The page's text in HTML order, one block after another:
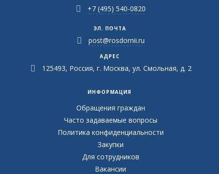
+7 (495) 540-0820
ЭЛ. ПОЧТА
post@rosdornii.ru
АДРЕС
125493, Россия, г. Москва, ул. Смольная, д. 2
ИНФОРМАЦИЯ
Обращения граждан
Часто задаваемые вопросы
Политика конфиденциальности
Закупки
Для сотрудников
Вакансии